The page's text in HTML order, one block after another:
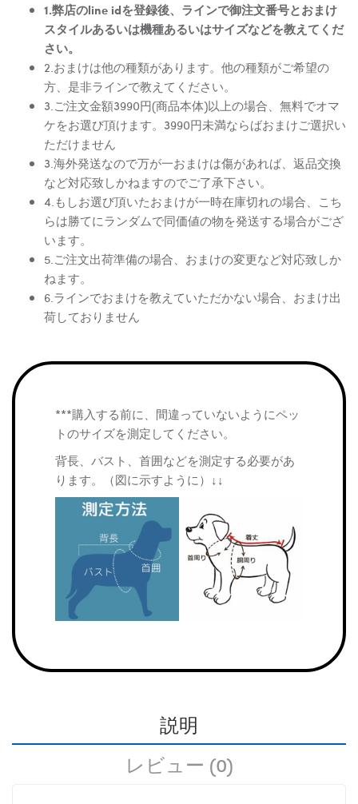
1.弊店のline idを登録後、ラインで御注文番号とおまけ
スタイルあるいは機種あるいはサイズなどを教えてくだ
さい。
2.おまけは他の種類があります。他の種類がご希望の
方、是非ラインで教えてください。
3.ご注文金額3990円(商品本体)以上の場合、無料でオマ
ケをお選び頂けます。3990円未満ならばおまけご選択い
ただけません
3.海外発送なので万が一おまけは傷があれば、返品交換
など対応致しかねますのでご了承下さい。
4.もしお選び頂いたおまけが一時在庫切れの場合、こち
らは勝てにランダムで同価値の物を発送する場合がござ
います。
5.ご注文出荷準備の場合、おまけの変更など対応致しか
ねます。
6.ラインでおまけを教えていただかない場合、おまけ出
荷しておりません
***購入する前に、間違っていないようにペッ
トのサイズを測定してください。
背長、バスト、首囲などを測定する必要があ
ります。（図に示すように）↓↓
説明
レビュー (0)